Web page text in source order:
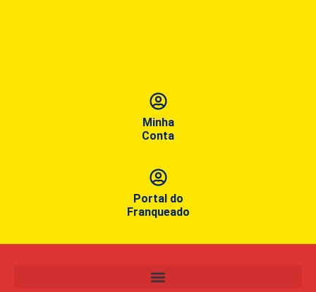
Minha
Conta
Portal do
Franqueado